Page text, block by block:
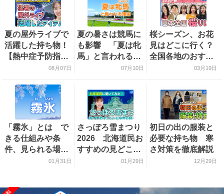
夏の屋外ライブで
活躍した持ち物！
【熱中症予防指導
員おすすめ】08月07日
夏の暑さは競馬に
も影響 「夏は牝
馬」と言われる理
07月10日
桜シーズン、お花
見はどこに行く？
全国各地のおすす
め桜スポットをご
03月19日
「霧氷」とは で
きる仕組みや条
件、見られる場所
01月31日
さっぽろ雪まつり
2026 北海道民お
すすめの見どころ
01月29日
初日の出の服装と
必要な持ち物 寒
さ対策を徹底解説
12月29日